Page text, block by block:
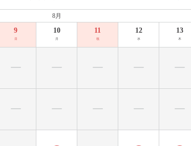
8月
9
日
10
月
11
祝
12
水
13
木